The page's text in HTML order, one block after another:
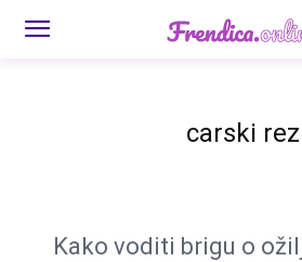
carski rez
Kako voditi brigu o